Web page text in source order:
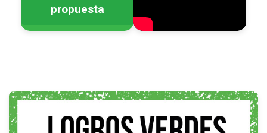
propuesta